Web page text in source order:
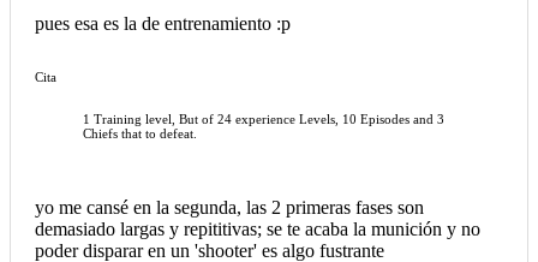
pues esa es la de entrenamiento :p
Cita
1 Training level, But of 24 experience Levels, 10 Episodes and 3
Chiefs that to defeat.
yo me cansé en la segunda, las 2 primeras fases son
demasiado largas y repititivas; se te acaba la munición y no
poder disparar en un 'shooter' es algo fustrante